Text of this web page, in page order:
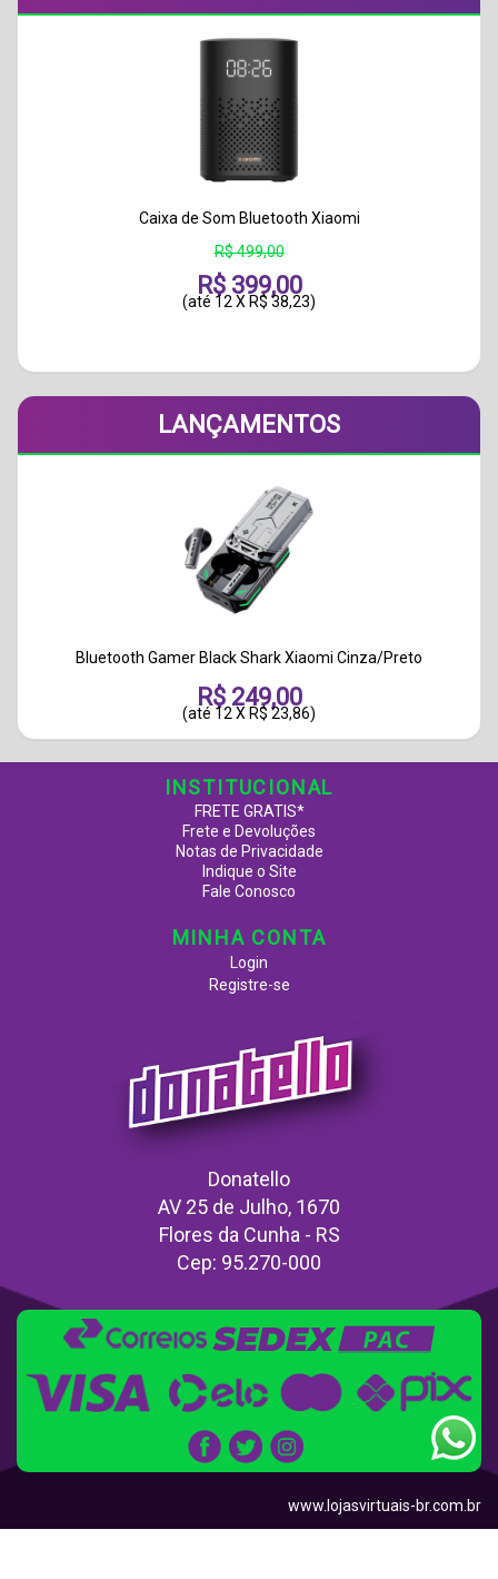
Caixa de Som Bluetooth Xiaomi
R$ 499,00
R$ 399,00
(até 12 X R$ 38,23)
LANÇAMENTOS
Bluetooth Gamer Black Shark Xiaomi Cinza/Preto
R$ 249,00
(até 12 X R$ 23,86)
INSTITUCIONAL
FRETE GRATIS*
Frete e Devoluções
Notas de Privacidade
Indique o Site
Fale Conosco
MINHA CONTA
Login
Registre-se
Donatello
AV 25 de Julho, 1670
Flores da Cunha - RS
Cep: 95.270-000
www.lojasvirtuais-br.com.br